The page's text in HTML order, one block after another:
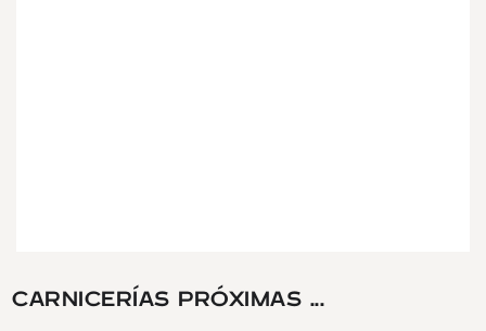
CARNICERÍAS PRÓXIMAS ...